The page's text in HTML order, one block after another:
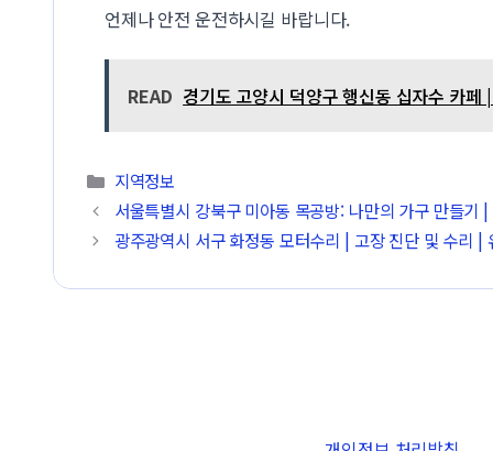
언제나 안전 운전하시길 바랍니다.
READ 경기도 고양시 덕양구 행신동 십자수 카페
카테고리
지역정보
서울특별시 강북구 미아동 목공방: 나만의 가구 만들기
광주광역시 서구 화정동 모터수리 | 고장 진단 및 수리 |